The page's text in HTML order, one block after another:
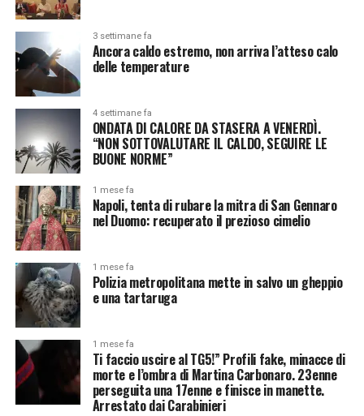
3 settimane fa
Ancora caldo estremo, non arriva l’atteso calo
delle temperature
4 settimane fa
ONDATA DI CALORE DA STASERA A VENERDÌ.
“NON SOTTOVALUTARE IL CALDO, SEGUIRE LE
BUONE NORME”
1 mese fa
Napoli, tenta di rubare la mitra di San Gennaro
nel Duomo: recuperato il prezioso cimelio
1 mese fa
Polizia metropolitana mette in salvo un gheppio
e una tartaruga
1 mese fa
Ti faccio uscire al TG5!” Profili fake, minacce di
morte e l’ombra di Martina Carbonaro. 23enne
perseguita una 17enne e finisce in manette.
Arrestato dai Carabinieri